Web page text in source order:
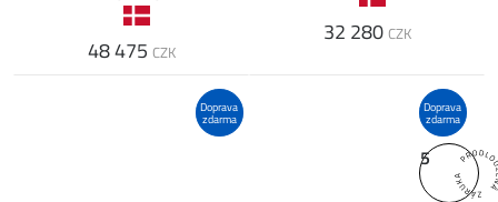
48 475 CZK
32 280 CZK
Doprava
zdarma
Doprava
zdarma
5